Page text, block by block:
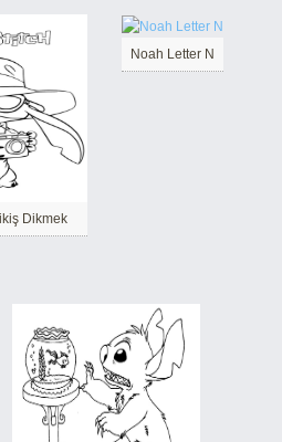
Dikmek
Noah Letter N